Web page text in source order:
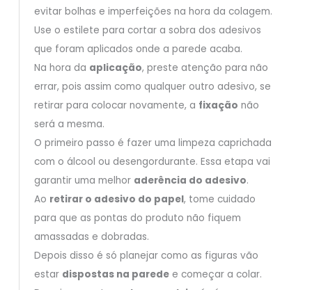
evitar bolhas e imperfeições na hora da colagem.
Use o estilete para cortar a sobra dos adesivos
que foram aplicados onde a parede acaba.
Na hora da aplicação, preste atenção para não
errar, pois assim como qualquer outro adesivo, se
retirar para colocar novamente, a fixação não
será a mesma.
O primeiro passo é fazer uma limpeza caprichada
com o álcool ou desengordurante. Essa etapa vai
garantir uma melhor aderência do adesivo.
Ao retirar o adesivo do papel, tome cuidado
para que as pontas do produto não fiquem
amassadas e dobradas.
Depois disso é só planejar como as figuras vão
estar dispostas na paredee começar a colar.